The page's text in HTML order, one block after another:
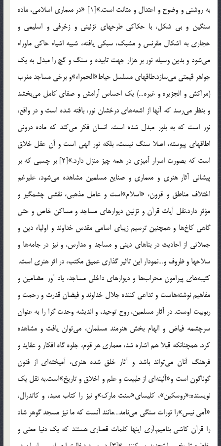
به روشني و وضوح و اعتدال و متانت است.»[1] «در معماري اسلامي، ماده
سنگين و بي شكل، با حكاكي طرحهاي تزئيني و زخرفي و اسليمي و
حجاري به اشكال مقرنس و مشبك، سبكي يافته، شبيه اشياء حاكي ماوراء
مي‌شود و بدين وسيله نور بر هزار جهت تابيده و سنگ و گچ را مبدل به يك
جواهر قيمتي مي‌سازد.طاقهاي مسلسل حياط‌«الحمراء»و برخي مساجد مغرب
(مراكش و الجزيره و غيره…) يك احساس آرامش و صفاي كامل مي‌بخشد
و بنظر مي‌رسد كه آنها از اشعه‌هاي درخشان نور، بافته شده است و در واقع،
نور است كه به بلور مبدل شده است. انسان فكر مي‌كند كه ماده دروني
اطاقهاي پيوسته، اصلا سنگ نيست، بلكه نور الهي است و آن عقل خلاق
است كه بصورت اسرار آميزي در همه چيز منزل دارد.»[2] بر چسبي كه بر
پيشاني آثار هنري و معماري و صنايع مسلمين مشاهده مي‌شود، عليرغم
اختلاف مناطق و قرون، «اسلام‌»است و عامل مذهبي، نقشي چشمگير و
مؤثر دارد.نقل آيات قرآن و تزئين ديوارهاي مساجد و مساكن خاص و حتي
گاهي كاخ‌ها و همچنين ترسيم زيباي اسامي مقدس خداوند و اولياء دين و
جملاتي از احاديث در بناهاي ديني و مساجد و مدارس، و نيز در جامه‌ها و
سلاحها و ظروف و…نمودار اين تاثير گذاري عميق مكتب، در اثر هنري است.
كتيبه‌هاي پيرامون محراب‌ها و ديوارهاي داخلي مساجد، ياد آور-مضامين و
مفاهيم نوشته‌هاست و تداعي كننده جلال خداوند و فيضان قدرت و رحمت و
ربوبيت اوست. در آثار مسلمين، روح توحيد، و انديشه وحدت گرا را به عنوان
سرچشمه فياض و الهام بخش هنرمند مسلمان، مي‌توان يافت و مشاهده
كرد. همچنانكه قبلا هم اشاره شد، معماري هر قوم، جلوه گاه افكار و عقايد و
فرهنگ آنان مي‌تواند باشد و آثار خلق شده هنري، آميخته‌اي از فنون
گوناگون است و«آئينه‌اي از طبيعت و علم و اخلاق و تاريخ‌»است.به نقل يك
نويسنده:«روسكين‌»، كليساي‌«سنت مارك‌»و نيز را كتاب معبد، و كاتدرال،
«آمي نيس‌»را تورات سنگي مي‌نامد…مانند آنست كه ما نيز مسجد گوهر شاد
را قرآن كاشي بناميم.آري اينها كلمات قصاري هستند كه يك دنيا معني و